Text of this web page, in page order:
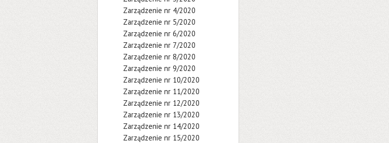
Zarządzenie nr 4/2020
Zarządzenie nr 5/2020
Zarządzenie nr 6/2020
Zarządzenie nr 7/2020
Zarządzenie nr 8/2020
Zarządzenie nr 9/2020
Zarządzenie nr 10/2020
Zarządzenie nr 11/2020
Zarządzenie nr 12/2020
Zarządzenie nr 13/2020
Zarządzenie nr 14/2020
Zarządzenie nr 15/2020